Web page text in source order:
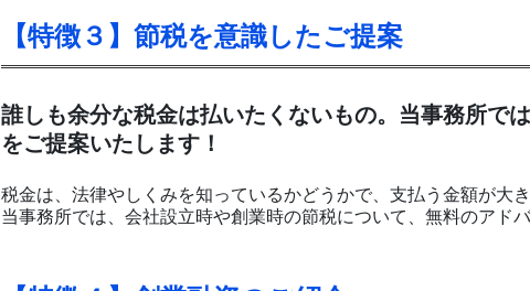
【特徴３】節税を意識したご提案
誰しも余分な税金は払いたくないもの。当事務所では
をご提案いたします！
税金は、法律やしくみを知っているかどうかで、支払う金額が大
当事務所では、会社設立時や創業時の節税について、無料のアド